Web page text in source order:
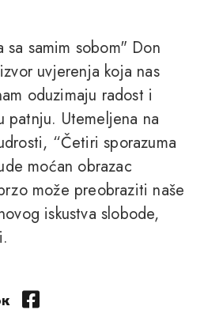
sa samim sobom" Don
uvjerenja koja nas
oduzimaju radost i
patnju. Utemeljena na
“Četiri sporazuma
moćan obrazac
može preobraziti naše
iskustva slobode,